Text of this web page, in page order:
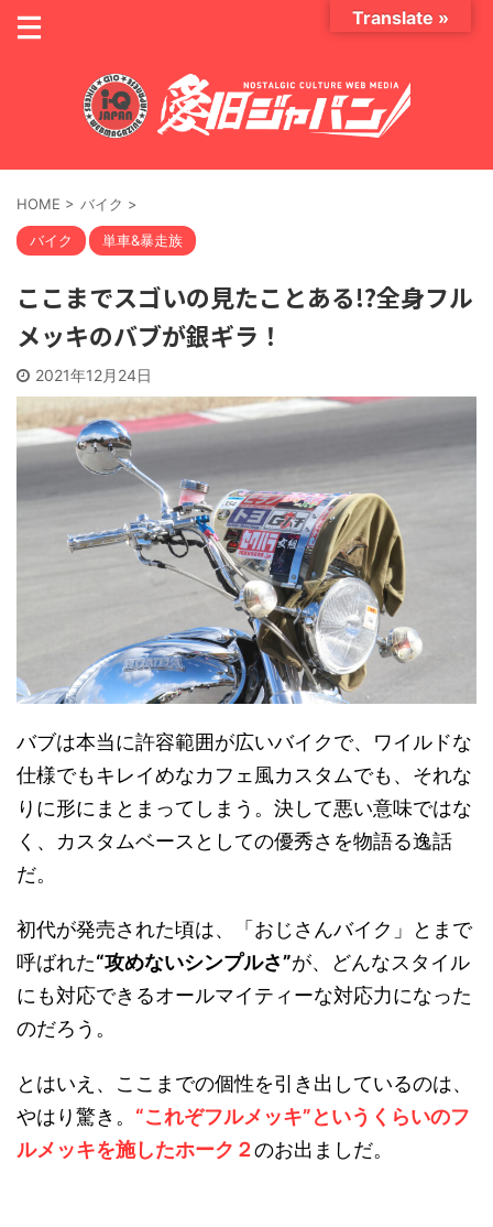
HOME > バイク >
バイク 単車&暴走族
ここまでスゴいの見たことある!?全身フル
メッキのバブが銀ギラ！
2021年12月24日
バブは本当に許容範囲が広いバイクで、ワイルドな
仕様でもキレイめなカフェ風カスタムでも、それな
りに形にまとまってしまう。決して悪い意味ではな
く、カスタムベースとしての優秀さを物語る逸話
だ。
初代が発売された頃は、「おじさんバイク」とまで
呼ばれた“攻めないシンプルさ”が、どんなスタイル
にも対応できるオールマイティーな対応力になった
のだろう。
とはいえ、ここまでの個性を引き出しているのは、
やはり驚き。 “これぞフルメッキ”というくらいのフ
ルメッキを施したホーク２のお出ましだ。
Translate »